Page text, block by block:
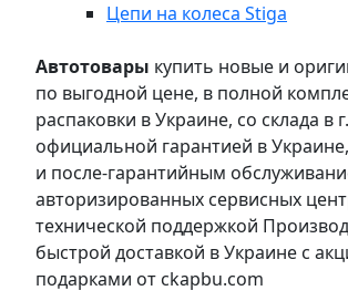
Цепи на колеса Stiga
Автотовары купить новые и
по выгодной цене, в полной
распаковки в Украине, со склада в
официальной гарантией в
и после-гарантийным
авторизированных сервисных
технической поддержкой
быстрой доставкой в Украине с
подарками от ckapbu.com